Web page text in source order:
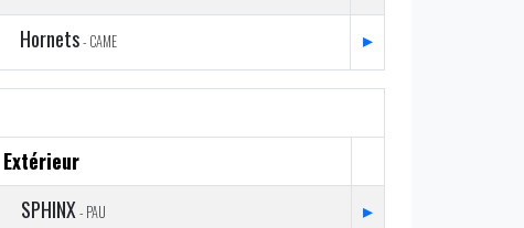
Hornets- CAME ▸
Extérieur
SPHINX - PAU ▸